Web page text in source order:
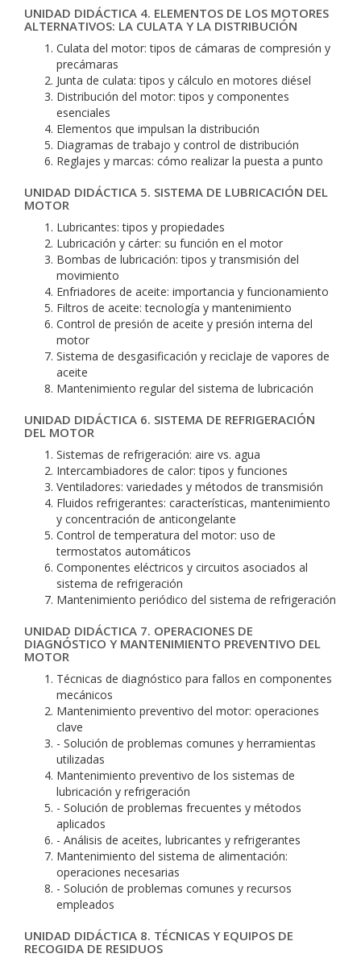
UNIDAD DIDÁCTICA 4. ELEMENTOS DE LOS MOTORES
ALTERNATIVOS: LA CULATA Y LA DISTRIBUCIÓN
Culata del motor: tipos de cámaras de compresión y
precámaras
Junta de culata: tipos y cálculo en motores diésel
Distribución del motor: tipos y componentes
esenciales
Elementos que impulsan la distribución
Diagramas de trabajo y control de distribución
Reglajes y marcas: cómo realizar la puesta a punto
UNIDAD DIDÁCTICA 5. SISTEMA DE LUBRICACIÓN DEL
MOTOR
Lubricantes: tipos y propiedades
Lubricación y cárter: su función en el motor
Bombas de lubricación: tipos y transmisión del
movimiento
Enfriadores de aceite: importancia y funcionamiento
Filtros de aceite: tecnología y mantenimiento
Control de presión de aceite y presión interna del
motor
Sistema de desgasificación y reciclaje de vapores de
aceite
Mantenimiento regular del sistema de lubricación
UNIDAD DIDÁCTICA 6. SISTEMA DE REFRIGERACIÓN
DEL MOTOR
Sistemas de refrigeración: aire vs. agua
Intercambiadores de calor: tipos y funciones
Ventiladores: variedades y métodos de transmisión
Fluidos refrigerantes: características, mantenimiento
y concentración de anticongelante
Control de temperatura del motor: uso de
termostatos automáticos
Componentes eléctricos y circuitos asociados al
sistema de refrigeración
Mantenimiento periódico del sistema de refrigeración
UNIDAD DIDÁCTICA 7. OPERACIONES DE
DIAGNÓSTICO Y MANTENIMIENTO PREVENTIVO DEL
MOTOR
Técnicas de diagnóstico para fallos en componentes
mecánicos
Mantenimiento preventivo del motor: operaciones
clave
- Solución de problemas comunes y herramientas
utilizadas
Mantenimiento preventivo de los sistemas de
lubricación y refrigeración
- Solución de problemas frecuentes y métodos
aplicados
- Análisis de aceites, lubricantes y refrigerantes
Mantenimiento del sistema de alimentación:
operaciones necesarias
- Solución de problemas comunes y recursos
empleados
UNIDAD DIDÁCTICA 8. TÉCNICAS Y EQUIPOS DE
RECOGIDA DE RESIDUOS